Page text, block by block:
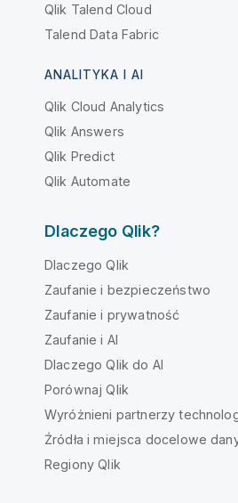
Qlik Talend Cloud
Talend Data Fabric
ANALITYKA I AI
Qlik Cloud Analytics
Qlik Answers
Qlik Predict
Qlik Automate
Dlaczego Qlik?
Dlaczego Qlik
Zaufanie i bezpieczeństwo
Zaufanie i prywatność
Zaufanie i AI
Dlaczego Qlik do AI
Porównaj Qlik
Wyróżnieni partnerzy
Źródła i miejsca docelowe
Regiony Qlik